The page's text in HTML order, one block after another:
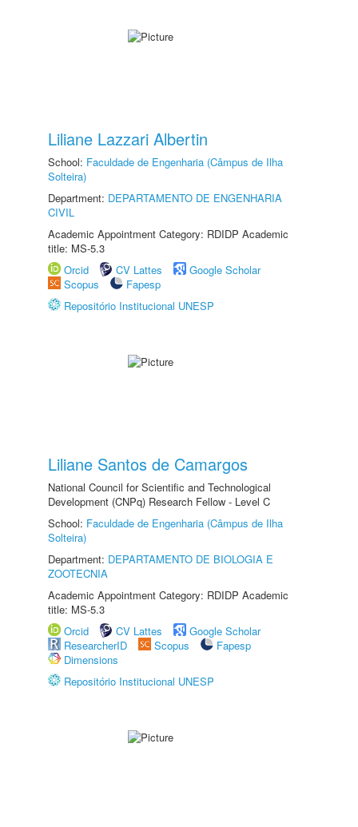
Liliane Lazzari Albertin
School: Faculdade de Engenharia (Câmpus de Ilha
Solteira)
Department: DEPARTAMENTO DE ENGENHARIA
CIVIL
Academic Appointment Category: RDIDP Academic
title: MS-5.3
Orcid
CV Lattes
Google Scholar
Scopus
Fapesp
Repositório Institucional UNESP
Liliane Santos de Camargos
National Council for Scientific and Technological
Development (CNPq) Research Fellow - Level C
School: Faculdade de Engenharia (Câmpus de Ilha
Solteira)
Department: DEPARTAMENTO DE BIOLOGIA E
ZOOTECNIA
Academic Appointment Category: RDIDP Academic
title: MS-5.3
Orcid
CV Lattes
Google Scholar
ResearcherID
Scopus
Fapesp
Dimensions
Repositório Institucional UNESP